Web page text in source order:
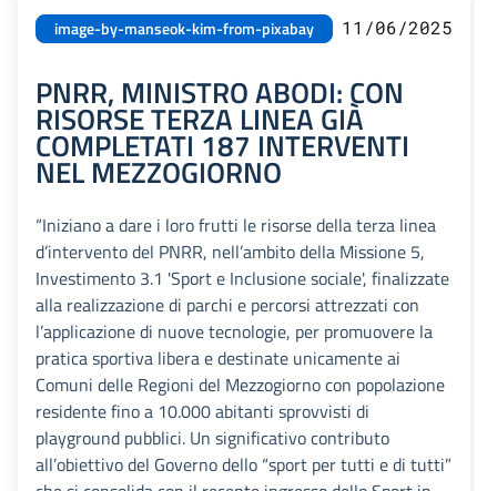
image-by-manseok-kim-from-pixabay 11/06/2025
PNRR, MINISTRO ABODI: CON
RISORSE TERZA LINEA GIÀ
COMPLETATI 187 INTERVENTI
NEL MEZZOGIORNO
“Iniziano a dare i loro frutti le risorse della terza linea
d’intervento del PNRR, nell’ambito della Missione 5,
Investimento 3.1 'Sport e Inclusione sociale', finalizzate
alla realizzazione di parchi e percorsi attrezzati con
l’applicazione di nuove tecnologie, per promuovere la
pratica sportiva libera e destinate unicamente ai
Comuni delle Regioni del Mezzogiorno con popolazione
residente fino a 10.000 abitanti sprovvisti di
playground pubblici. Un significativo contributo
all’obiettivo del Governo dello “sport per tutti e di tutti”